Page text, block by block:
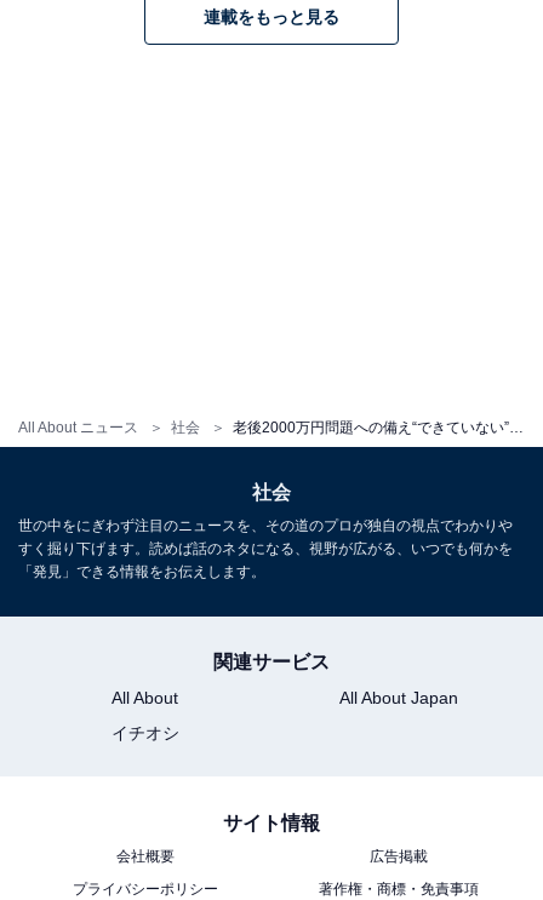
All About ニュース 社会
基金」など、国の社会保障制度によって準備している、
な自己投資型の年金積立制度で準備している人も一定数
いることがわかりました。
連載をもっと見る
社会
世の中をにぎわず注目のニュースを、その道のプロが独自の視点でわかりや
すく掘り下げます。読めば話のネタになる、視野が広がる、いつでも何かを
「発見」できる情報をお伝えします。
関連サービス
All About
All About Japan
イチオシ
サイト情報
会社概要
広告掲載
プライバシーポリシー
著作権・商標・免責事項